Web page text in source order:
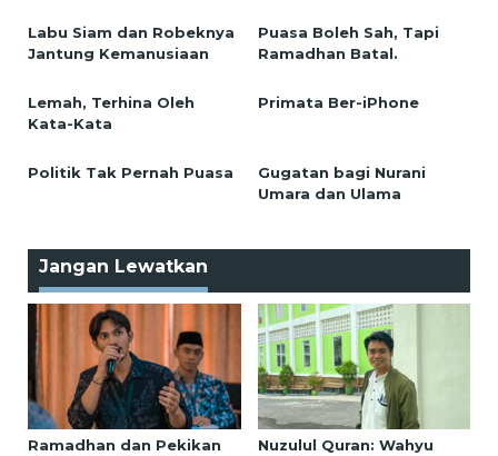
Labu Siam dan Robeknya
Jantung Kemanusiaan
Puasa Boleh Sah, Tapi
Ramadhan Batal.
Lemah, Terhina Oleh
Kata-Kata
Primata Ber-iPhone
Politik Tak Pernah Puasa
Gugatan bagi Nurani
Umara dan Ulama
Jangan Lewatkan
Ramadhan dan Pekikan
Nuzulul Quran: Wahyu